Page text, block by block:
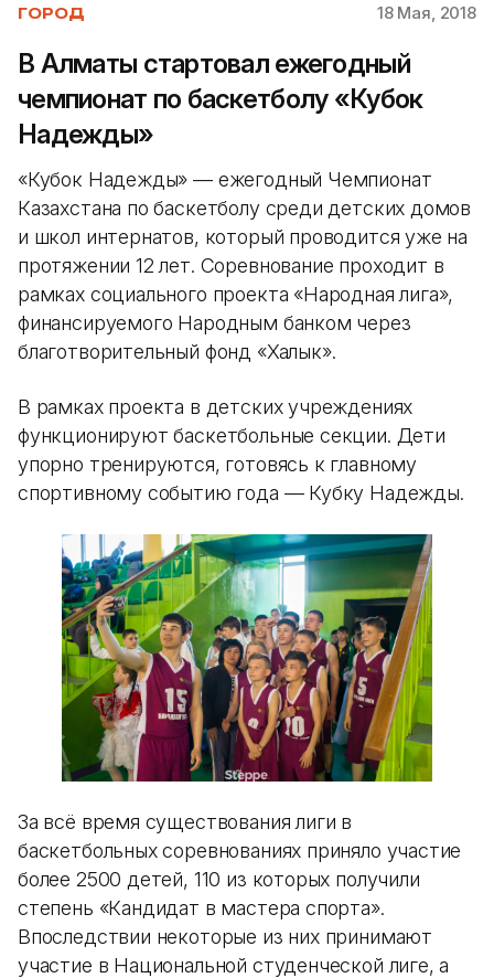
ГОРОД 18 Мая, 2018
В Алматы стартовал ежегодный
чемпионат по баскетболу «Кубок
Надежды»
«Кубок Надежды» — ежегодный Чемпионат
Казахстана по баскетболу среди детских домов
и школ интернатов, который проводится уже на
протяжении 12 лет. Соревнование проходит в
рамках социального проекта «Народная лига»,
финансируемого Народным банком через
благотворительный фонд «Халык».
В рамках проекта в детских учреждениях
функционируют баскетбольные секции. Дети
упорно тренируются, готовясь к главному
спортивному событию года — Кубку Надежды.
За всё время существования лиги в
баскетбольных соревнованиях приняло участие
более 2500 детей, 110 из которых получили
степень «Кандидат в мастера спорта».
Впоследствии некоторые из них принимают
участие в Национальной студенческой лиге, а